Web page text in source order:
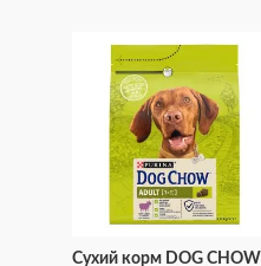
Сухий корм DOG CHOW